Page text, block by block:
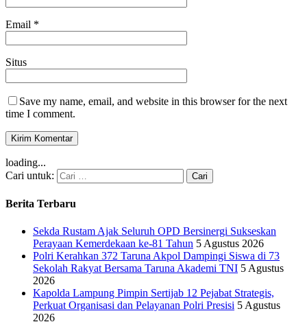
Email *
Situs
Save my name, email, and website in this browser for the next
time I comment.
loading...
Cari untuk:
Berita Terbaru
Sekda Rustam Ajak Seluruh OPD Bersinergi Sukseskan
Perayaan Kemerdekaan ke-81 Tahun 5 Agustus 2026
Polri Kerahkan 372 Taruna Akpol Dampingi Siswa di 73
Sekolah Rakyat Bersama Taruna Akademi TNI 5 Agustus
2026
Kapolda Lampung Pimpin Sertijab 12 Pejabat Strategis,
Perkuat Organisasi dan Pelayanan Polri Presisi 5 Agustus
2026